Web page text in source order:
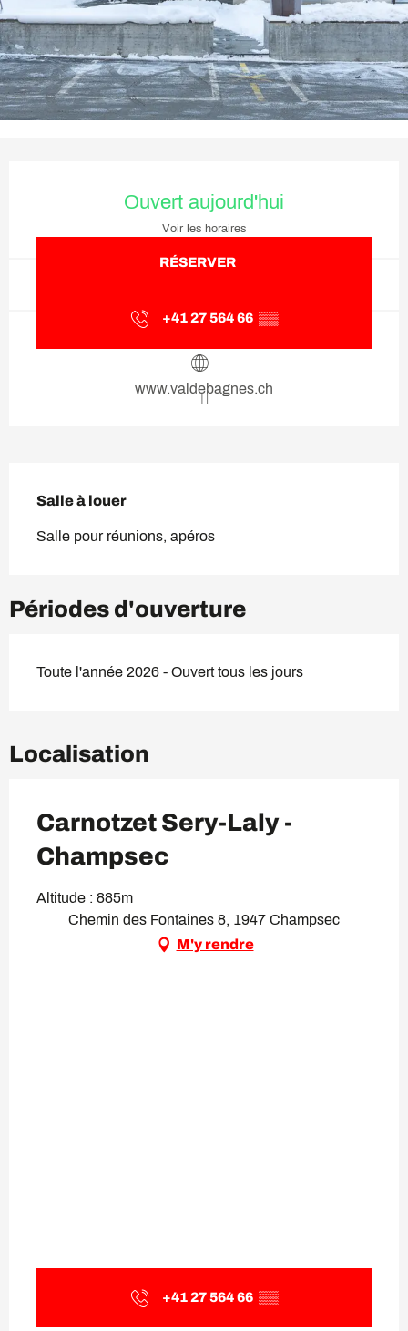
Ouvert aujourd'hui
Voir les horaires
RÉSERVER
+41 27 564 66 ▒▒
www.valdebagnes.ch
Salle à louer
Salle pour réunions, apéros
Périodes d'ouverture
Toute l'année 2026 - Ouvert tous les jours
Localisation
Carnotzet Sery-Laly -
Champsec
Altitude : 885m
Chemin des Fontaines 8, 1947 Champsec
M'y rendre
+41 27 564 66 ▒▒